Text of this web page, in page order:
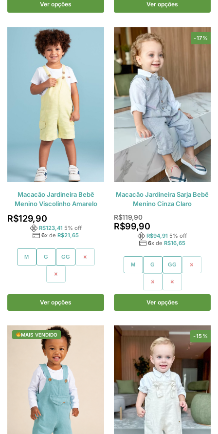
Ver opções Ver opções
Macacão Jardineira Bebê
Menino Viscolinho Amarelo
R$129,90
R$123,41 5% off
6x de R$21,65
M G GG 1
2
Ver opções
-17%
Macacão Jardineira Sarja Bebê
Menino Cinza Claro
R$119,90
R$99,90
R$94,91 5% off
6x de R$16,65
M G GG 1
2 3
Ver opções
MAIS VENDIDO -15%